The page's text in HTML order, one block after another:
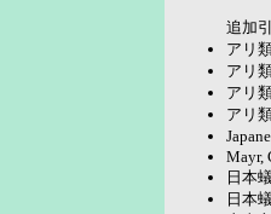
追加
アリ
アリ
アリ
アリ
Mayr,
日本
日本